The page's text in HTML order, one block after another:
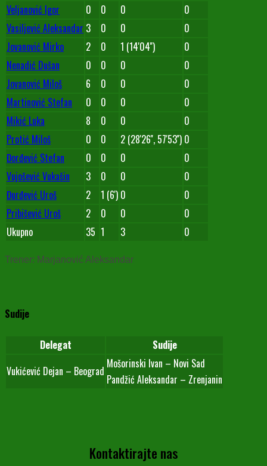
Veljanović Igor
0 0 0
0
Vasiljević Aleksandar 3 0 0
0
Jovanović Mirko
2 0 1 (14'04'')
0
Nenadić Dušan
0 0 0
0
Jovanović Miloš
6 0 0
0
Martinović Stefan
0 0 0
0
Mikić Luka
8 0 0
0
Protić Miloš
0 0 2 (28'26'', 57'53'') 0
Đorđević Stefan
0 0 0
0
Vujošević Vukašin
3 0 0
0
Đurđević Uroš
2 1 (6') 0
0
Pribišević Uroš
2 0 0
0
Ukupno
35 1 3 0
Trener: Marjanović Aleksandar
Sudije
Delegat
Sudije
Vukićević Dejan – Beograd
Mošorinski Ivan – Novi Sad
Pandžić Aleksandar – Zrenjanin
Kontaktirajte nas